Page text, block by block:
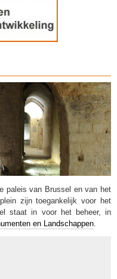
paleis van Brussel en van het
zijn toegankelijk voor het
staat in voor het beheer, in
en Landschappen